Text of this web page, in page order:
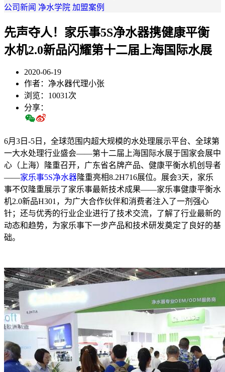
公司新闻 净水学院 加盟案例
先声夺人！家乐事5S净水器携健康平衡
水机2.0新品闪耀第十二届上海国际水展
2020-06-19
作者：净水器代理小张
浏览：10031次
分享：
6月3日-5日，全球范围内超大规模的水处理展示平台、全球第
一大水处理行业盛会——第十二届上海国际水展于国家会展中
心（上海）隆重召开，广东省名牌产品、健康平衡水机创导者
——家乐事5S净水器隆重亮相8.2H716展位。展会3天，家乐
事不仅隆重展示了家乐事最新技术成果——家乐事健康平衡水
机2.0新品H301，为广大合作伙伴和消费者注入了一剂强心
针；还与优秀的行业企业进行了技术交流，了解了行业最新的
动态和趋势，为家乐事下一步产品和技术研发奠定了良好的基
础。